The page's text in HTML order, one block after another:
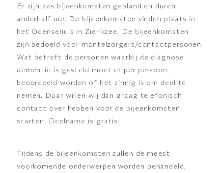
Er zijn zes bijeenkomsten gepland en duren
anderhalf uur. De bijeenkomsten vinden plaats in
het Odensehuis in Zierikzee. De bijeenkomsten
zijn bedoeld voor mantelzorgers/contactpersonen.
Wat betreft de personen waarbij de diagnose
dementie is gesteld moet er per persoon
beoordeeld worden of het zinnig is om deel te
nemen. Daar willen wij dan graag telefonisch
contact over hebben voor de bijeenkomsten
starten. Deelname is gratis.
Tijdens de bijeenkomsten zullen de meest
voorkomende onderwerpen worden behandeld,